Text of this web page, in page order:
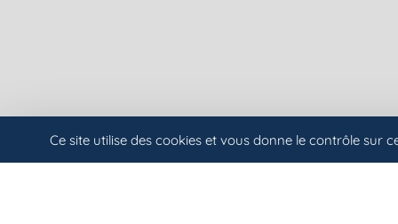
Ce site utilise des cookies et vous donne le contrôle sur